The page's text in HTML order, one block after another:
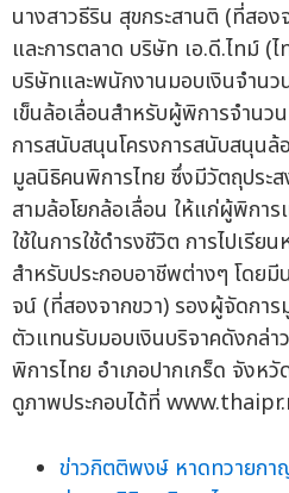
นางสาวธีริน สุขกระสานติ (ที่สอ
และการตลาด บริษัท เอ.ดี.ไทม์ (
บริษัทและพนักงานมอบเงินจำน
เข็นล้อเลื่อนสำหรับผู้พิการจำน
การสนับสนุนโครงการสนับสนุนล้
มูลนิธิคนพิการไทย ซึ่งมีวัตถุประ
สามล้อโยกล้อเลื่อน ให้แก่ผู้พิการ
ใช้ในการใช้ดำรงชีวิต การไปเรี
สำหรับประกอบอาชีพต่างๆ โดย
จน์ (ที่สองจากขวา) รองผู้จัดกา
ตัวแทนรับมอบเงินบริจาคดังกล่
พิการไทย อำเภอปากเกร็ด จังห
ดูภาพประกอบได้ที่
ข่าวกิตติพงษ์ หาดทวายก